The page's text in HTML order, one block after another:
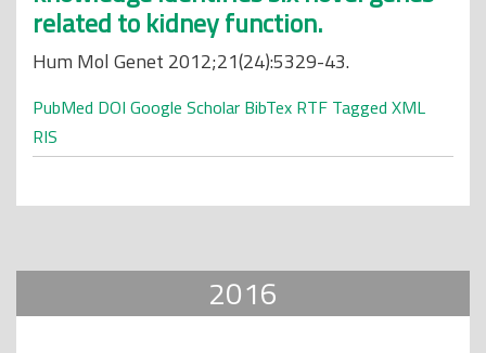
related to kidney function.
Hum Mol Genet 2012;21(24):5329-43.
PubMed DOI Google Scholar BibTex RTF Tagged XML
RIS
2016